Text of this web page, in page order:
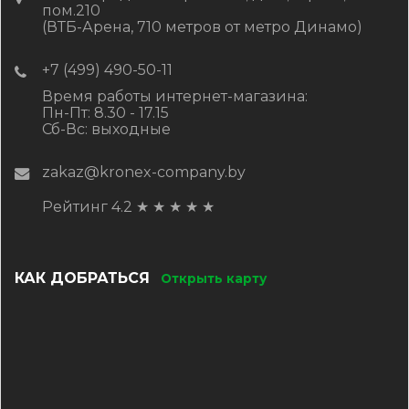
пом.210
(ВТБ-Арена, 710 метров от метро Динамо)
+7 (499) 490-50-11
Время работы интернет-магазина:
Пн-Пт: 8.30 - 17.15
Сб-Вс: выходные
zakaz@kronex-company.by
Рейтинг 4.2 ★ ★ ★ ★ ★
КАК ДОБРАТЬСЯ Открыть карту